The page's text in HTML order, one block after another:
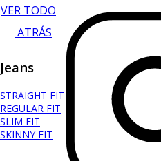
VER TODO
ATRÁS
Jeans
STRAIGHT FIT
REGULAR FIT
SLIM FIT
SKINNY FIT